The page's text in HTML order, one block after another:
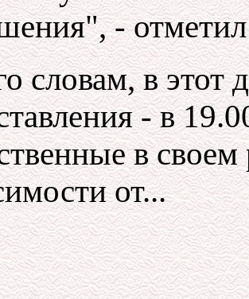
- отметил
словам, в этот
- в
в
от...